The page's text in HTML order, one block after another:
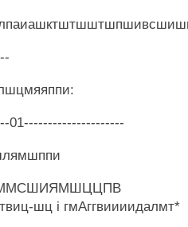
01---------------------
шц i гмАггвиииидалмт*